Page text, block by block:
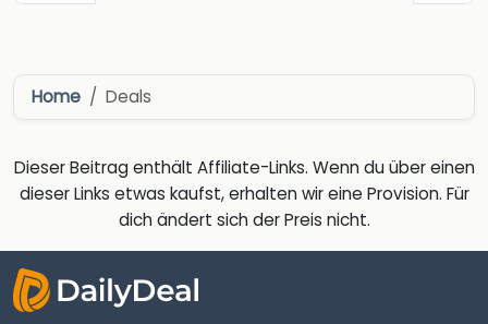
Home Deals
Dieser Beitrag enthält Affiliate-Links. Wenn du über einen
dieser Links etwas kaufst, erhalten wir eine Provision. Für
dich ändert sich der Preis nicht.